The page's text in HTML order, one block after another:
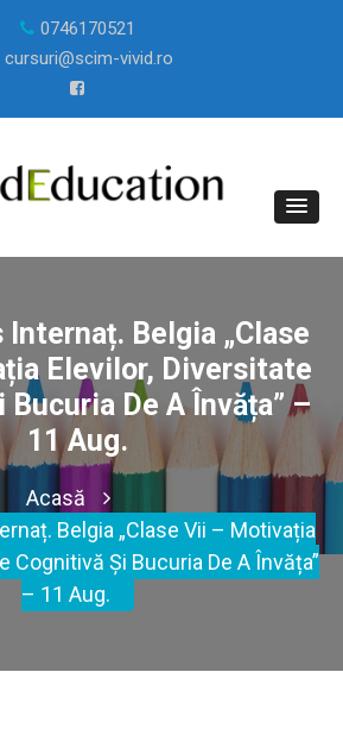
0746170521
cursuri@scim-vivid.ro
Internaț. Belgia „Clase
Elevilor, Diversitate
De A Învăța” –
11 Aug.
Acasă
Belgia „Clase Vii – Motivația
Cognitivă Și Bucuria De A Învăța”
– 11 Aug.